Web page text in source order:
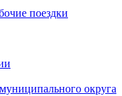
поездки
округа